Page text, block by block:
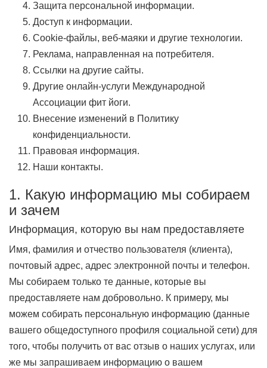
Защита персональной информации.
Доступ к информации.
Cookie-файлы, веб-маяки и другие технологии.
Реклама, направленная на потребителя.
Ссылки на другие сайты.
Другие онлайн-услуги Международной
Ассоциации фит йоги.
Внесение изменений в Политику
конфиденциальности.
Правовая информация.
Наши контакты.
1. Какую информацию мы собираем
и зачем
Информация, которую вы нам предоставляете
Имя, фамилия и отчество пользователя (клиента),
почтовый адрес, адрес электронной почты и телефон.
Мы собираем только те данные, которые вы
предоставляете нам добровольно. К примеру, мы
можем собирать персональную информацию (данные
вашего общедоступного профиля социальной сети) для
того, чтобы получить от вас отзыв о наших услугах, или
же мы запрашиваем информацию о вашем